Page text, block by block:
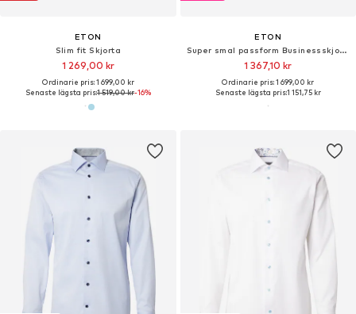
ETON
Slim fit Skjorta
1 269,00 kr
Ordinarie pris: 1 699,00 kr
Senaste lägsta pris:1 519,00 kr-16%
ETON
Super smal passform Businessskjorta
1 367,10 kr
Ordinarie pris: 1 699,00 kr
Senaste lägsta pris:1 151,75 kr